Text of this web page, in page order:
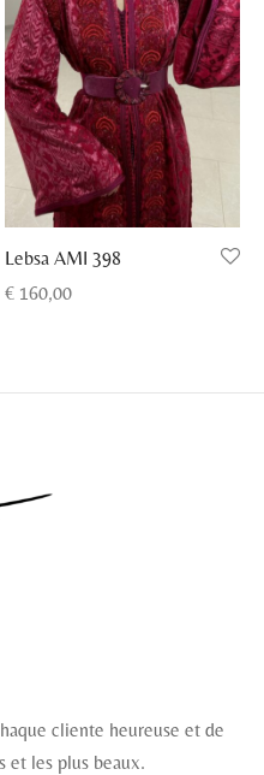
Lebsa AMI 398
€160,00
cliente heureuse et de
et les plus beaux.